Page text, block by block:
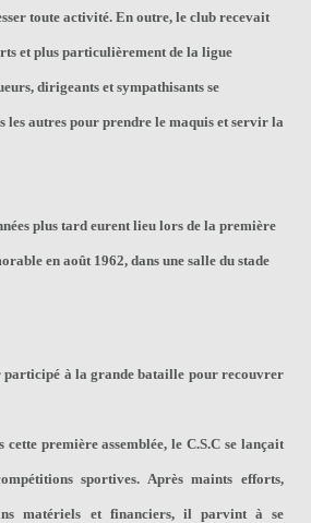
toute activité. En outre, le club recevait
et plus particulièrement de la ligue
dirigeants et sympathisants se
les autres pour prendre le maquis et servir la
plus tard eurent lieu lors de la première
en août 1962, dans une salle du stade
participé à la grande bataille pour recouvrer
cette première assemblée, le C.S.C se lançait
sportives. Après maints efforts,
matériels et financiers, il parvint à se